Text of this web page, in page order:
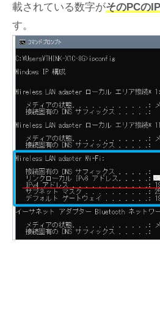
載されている数字がそのPCの
す。